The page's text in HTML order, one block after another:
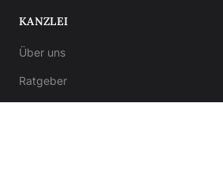
KANZLEI
Über uns
Ratgeber